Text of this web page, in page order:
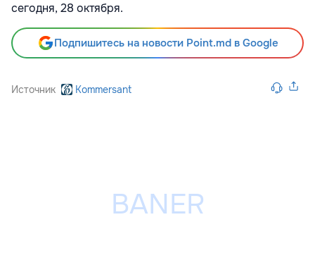
сегодня, 28 октября.
Подпишитесь на новости Point.md в Google
Источник Kommersant